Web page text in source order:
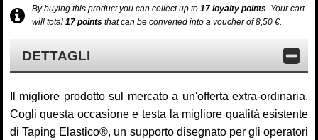
By buying this product you can collect up to 17loyalty points. Your cart
will total 17pointsthat can be converted into a voucher of8,50 €.
DETTAGLI
Il migliore prodotto sul mercato a un'offerta extra-ordinaria.
Cogli questa occasione e testa la migliore qualità esistente
di Taping Elastico®, un supporto disegnato per gli operatori